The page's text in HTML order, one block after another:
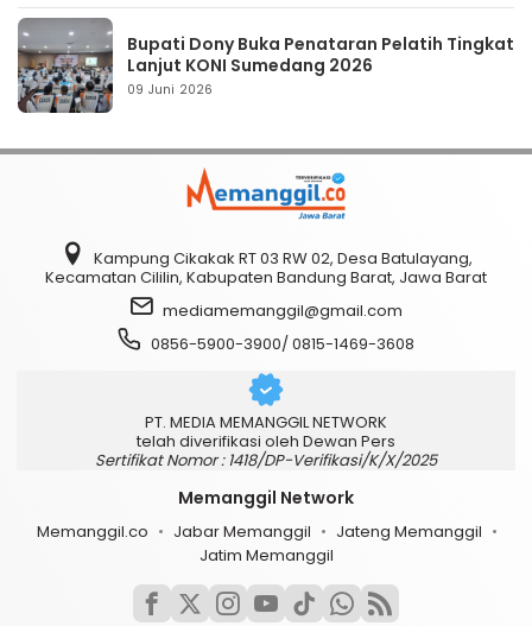
Bupati Dony Buka Penataran Pelatih Tingkat
Lanjut KONI Sumedang 2026
09 Juni 2026
Kampung Cikakak RT 03 RW 02, Desa Batulayang,
Kecamatan Cililin, Kabupaten Bandung Barat, Jawa Barat
mediamemanggil@gmail.com
0856-5900-3900/ 0815-1469-3608
PT. MEDIA MEMANGGIL NETWORK
telah diverifikasi oleh Dewan Pers
Sertifikat Nomor : 1418/DP-Verifikasi/K/X/2025
Memanggil Network
Memanggil.co Jabar Memanggil
Jateng Memanggil
Jatim Memanggil